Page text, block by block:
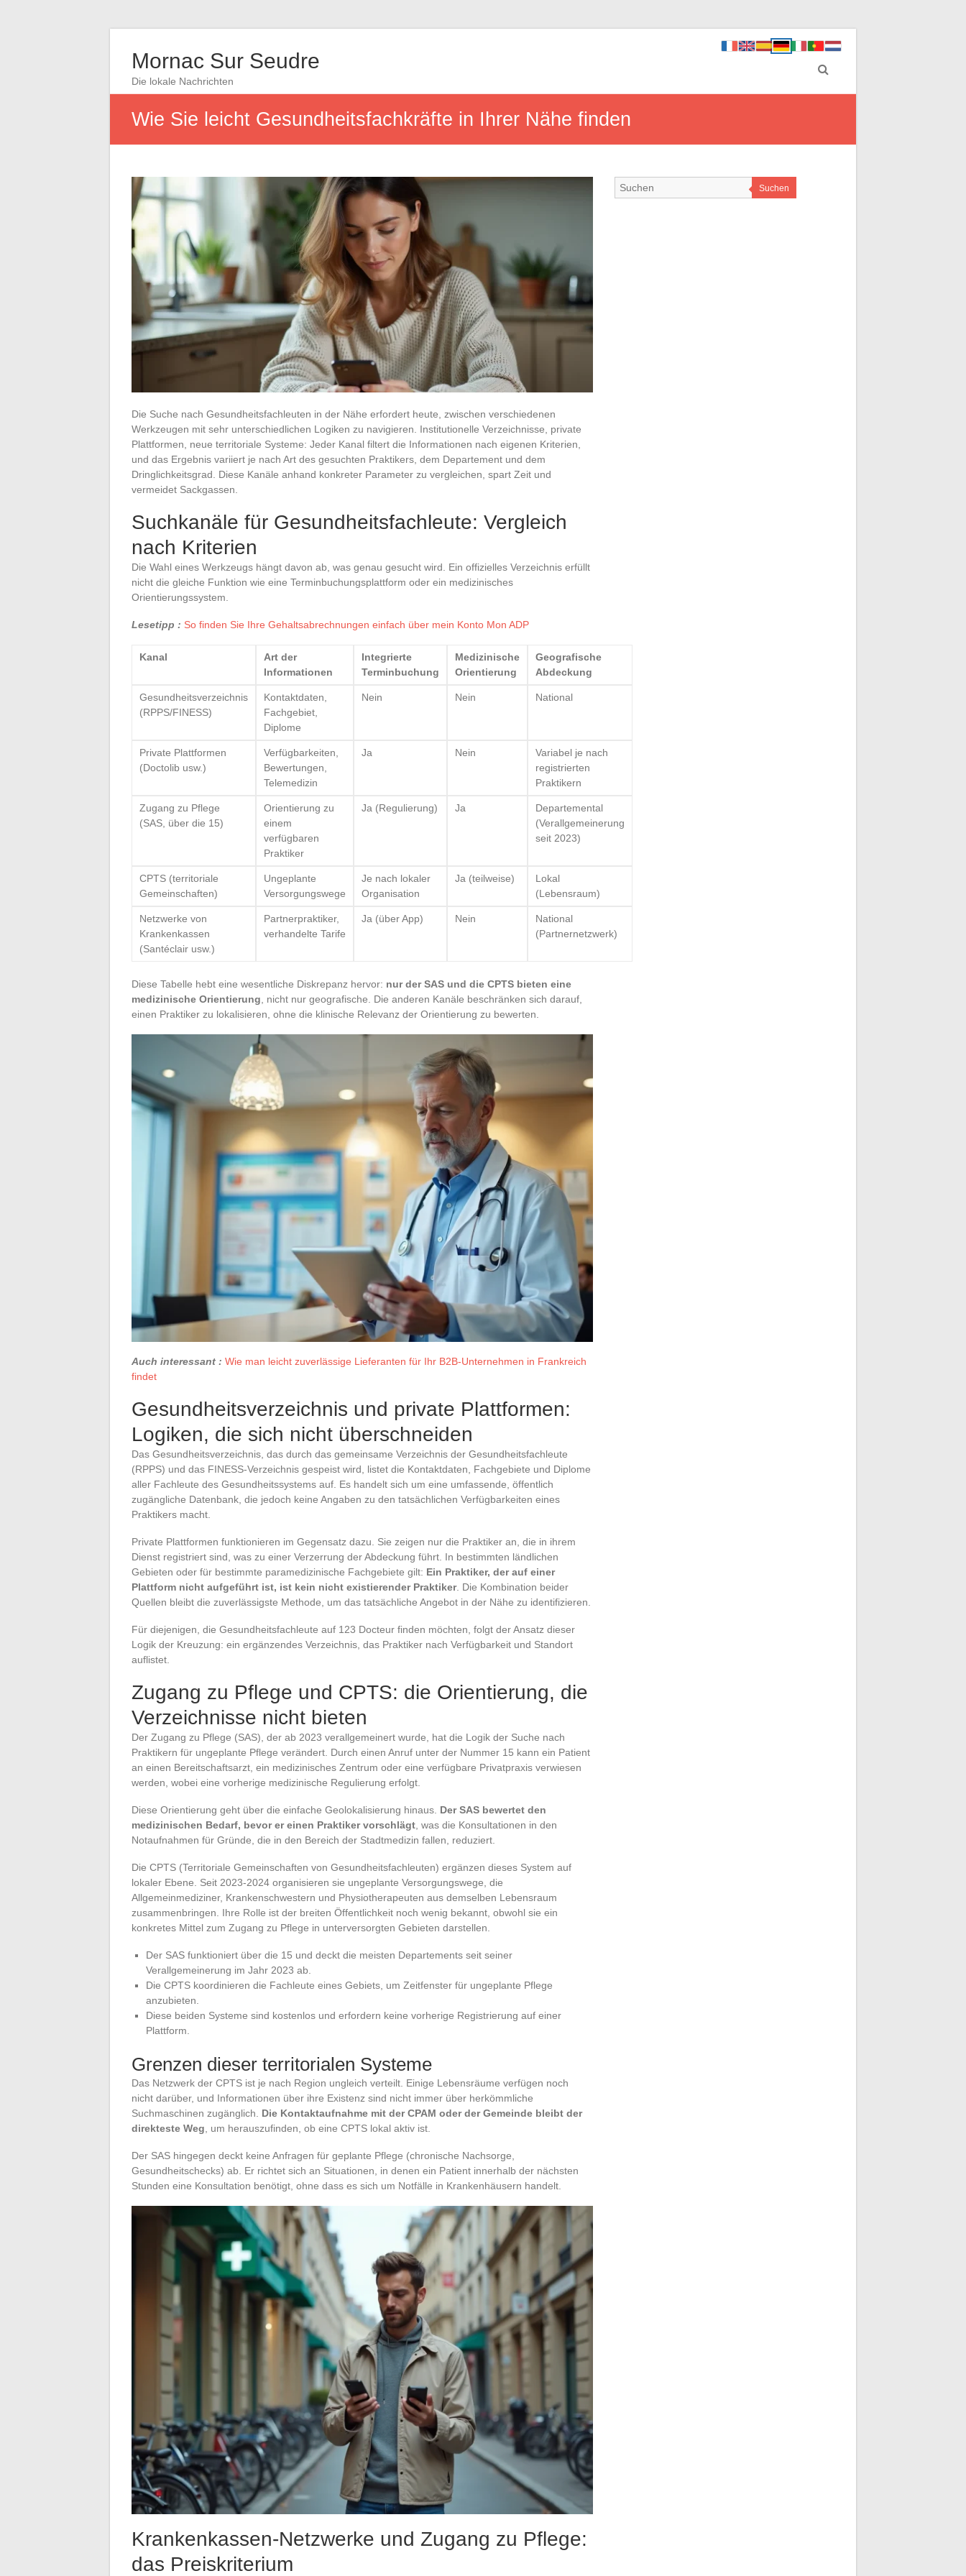
Mornac Sur Seudre
Die lokale Nachrichten
Wie Sie leicht Gesundheitsfachkräfte in Ihrer Nähe finden
Die Suche nach Gesundheitsfachleuten in der Nähe erfordert heute, zwischen verschiedenen
Werkzeugen mit sehr unterschiedlichen Logiken zu navigieren. Institutionelle Verzeichnisse, private
Plattformen, neue territoriale Systeme: Jeder Kanal filtert die Informationen nach eigenen Kriterien,
und das Ergebnis variiert je nach Art des gesuchten Praktikers, dem Departement und dem
Dringlichkeitsgrad. Diese Kanäle anhand konkreter Parameter zu vergleichen, spart Zeit und
vermeidet Sackgassen.
Suchkanäle für Gesundheitsfachleute: Vergleich
nach Kriterien
Die Wahl eines Werkzeugs hängt davon ab, was genau gesucht wird. Ein offizielles Verzeichnis erfüllt
nicht die gleiche Funktion wie eine Terminbuchungsplattform oder ein medizinisches
Orientierungssystem.
Lesetipp : So finden Sie Ihre Gehaltsabrechnungen einfach über mein Konto Mon ADP
Kanal
Art der
Informationen
Integrierte
Terminbuchung
Medizinische
Orientierung
Geografische
Abdeckung
Gesundheitsverzeichnis
(RPPS/FINESS)
Kontaktdaten,
Fachgebiet,
Diplome
Nein Nein National
Private Plattformen
(Doctolib usw.)
Verfügbarkeiten,
Bewertungen,
Telemedizin
Ja Nein
Variabel je nach
registrierten
Praktikern
Zugang zu Pflege
(SAS, über die 15)
Orientierung zu
einem
verfügbaren
Praktiker
Ja (Regulierung) Ja
Departemental
(Verallgemeinerung
seit 2023)
CPTS (territoriale
Gemeinschaften)
Ungeplante
Versorgungswege
Je nach lokaler
Organisation
Ja (teilweise)
Lokal
(Lebensraum)
Netzwerke von
Krankenkassen
(Santéclair usw.)
Partnerpraktiker,
verhandelte Tarife
Ja (über App) Nein
National
(Partnernetzwerk)
Diese Tabelle hebt eine wesentliche Diskrepanz hervor: nur der SAS und die CPTS bieten eine
medizinische Orientierung , nicht nur geografische. Die anderen Kanäle beschränken sich darauf,
einen Praktiker zu lokalisieren, ohne die klinische Relevanz der Orientierung zu bewerten.
Auch interessant : Wie man leicht zuverlässige Lieferanten für Ihr B2B-Unternehmen in Frankreich
findet
Gesundheitsverzeichnis und private Plattformen:
Logiken, die sich nicht überschneiden
Das Gesundheitsverzeichnis, das durch das gemeinsame Verzeichnis der Gesundheitsfachleute
(RPPS) und das FINESS-Verzeichnis gespeist wird, listet die Kontaktdaten, Fachgebiete und Diplome
aller Fachleute des Gesundheitssystems auf. Es handelt sich um eine umfassende, öffentlich
zugängliche Datenbank, die jedoch keine Angaben zu den tatsächlichen Verfügbarkeiten eines
Praktikers macht.
Private Plattformen funktionieren im Gegensatz dazu. Sie zeigen nur die Praktiker an, die in ihrem
Dienst registriert sind, was zu einer Verzerrung der Abdeckung führt. In bestimmten ländlichen
Gebieten oder für bestimmte paramedizinische Fachgebiete gilt: Ein Praktiker, der auf einer
Plattform nicht aufgeführt ist, ist kein nicht existierender Praktiker. Die Kombination beider
Quellen bleibt die zuverlässigste Methode, um das tatsächliche Angebot in der Nähe zu identifizieren.
Für diejenigen, die Gesundheitsfachleute auf 123 Docteur finden möchten, folgt der Ansatz dieser
Logik der Kreuzung: ein ergänzendes Verzeichnis, das Praktiker nach Verfügbarkeit und Standort
auflistet.
Zugang zu Pflege und CPTS: die Orientierung, die
Verzeichnisse nicht bieten
Der Zugang zu Pflege (SAS), der ab 2023 verallgemeinert wurde, hat die Logik der Suche nach
Praktikern für ungeplante Pflege verändert. Durch einen Anruf unter der Nummer 15 kann ein Patient
an einen Bereitschaftsarzt, ein medizinisches Zentrum oder eine verfügbare Privatpraxis verwiesen
werden, wobei eine vorherige medizinische Regulierung erfolgt.
Diese Orientierung geht über die einfache Geolokalisierung hinaus. Der SAS bewertet den
medizinischen Bedarf, bevor er einen Praktiker vorschlägt, was die Konsultationen in den
Notaufnahmen für Gründe, die in den Bereich der Stadtmedizin fallen, reduziert.
Die CPTS (Territoriale Gemeinschaften von Gesundheitsfachleuten) ergänzen dieses System auf
lokaler Ebene. Seit 2023-2024 organisieren sie ungeplante Versorgungswege, die
Allgemeinmediziner, Krankenschwestern und Physiotherapeuten aus demselben Lebensraum
zusammenbringen. Ihre Rolle ist der breiten Öffentlichkeit noch wenig bekannt, obwohl sie ein
konkretes Mittel zum Zugang zu Pflege in unterversorgten Gebieten darstellen.
Der SAS funktioniert über die 15 und deckt die meisten Departements seit seiner
Verallgemeinerung im Jahr 2023 ab.
Die CPTS koordinieren die Fachleute eines Gebiets, um Zeitfenster für ungeplante Pflege
anzubieten.
Diese beiden Systeme sind kostenlos und erfordern keine vorherige Registrierung auf einer
Plattform.
Grenzen dieser territorialen Systeme
Das Netzwerk der CPTS ist je nach Region ungleich verteilt. Einige Lebensräume verfügen noch
nicht darüber, und Informationen über ihre Existenz sind nicht immer über herkömmliche
Suchmaschinen zugänglich. Die Kontaktaufnahme mit der CPAM oder der Gemeinde bleibt der
direkteste Weg, um herauszufinden, ob eine CPTS lokal aktiv ist.
Der SAS hingegen deckt keine Anfragen für geplante Pflege (chronische Nachsorge,
Gesundheitschecks) ab. Er richtet sich an Situationen, in denen ein Patient innerhalb der nächsten
Stunden eine Konsultation benötigt, ohne dass es sich um Notfälle in Krankenhäusern handelt.
Krankenkassen-Netzwerke und Zugang zu Pflege:
das Preiskriterium
Suchen